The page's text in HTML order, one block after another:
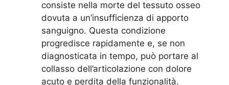
consiste nella morte del tessuto osseo
dovuta a un’insufficienza di apporto
sanguigno. Questa condizione
progredisce rapidamente e, se non
diagnosticata in tempo, può portare al
collasso dell’articolazione con dolore
acuto e perdita della funzionalità.